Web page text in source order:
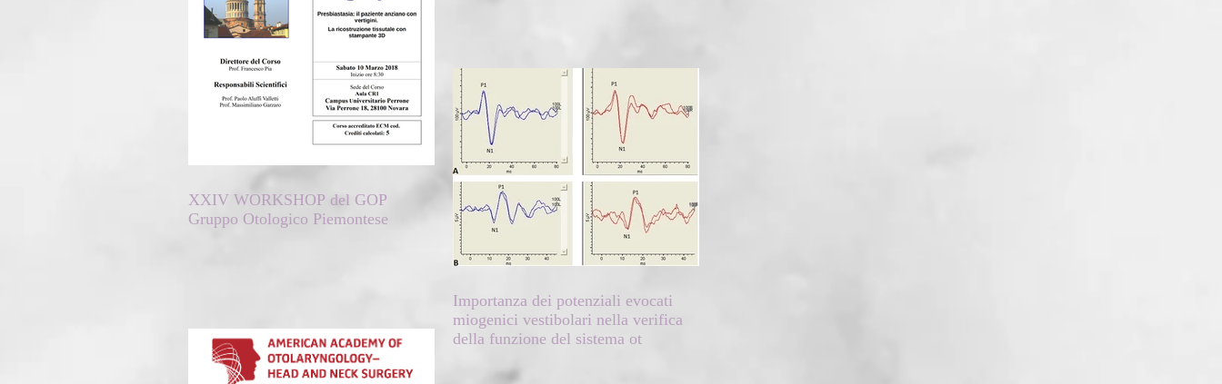
XXIV WORKSHOP del GOP
Gruppo Otologico Piemontese
Importanza dei potenziali evocati
miogenici vestibolari nella verifica
della funzione del sistema ot